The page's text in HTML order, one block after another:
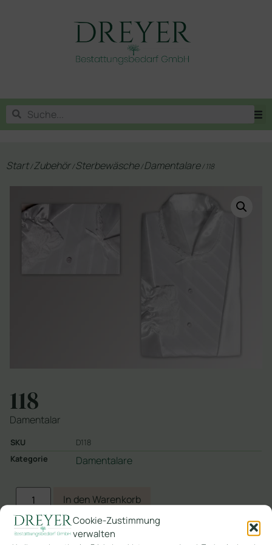
Cookie-Zustimmung
verwalten
Start/Zubehör/Sterbewäsche/Damentalare/ 118
118
Damentalar
SKU
D118
Kategorie
Damentalare
In den Warenkorb